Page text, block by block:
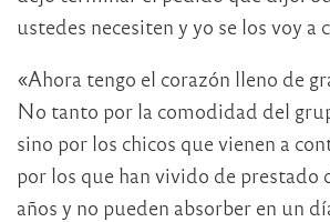
ustedes necesiten y yo se los voy a
«Ahora tengo el corazón lleno de
No tanto por la comodidad del
sino por los chicos que vienen a
por los que han vivido de prestado
años y no pueden absorber en un